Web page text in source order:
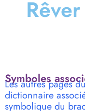
Rêver
Symboles
Les autres pages
dictionnaire
symbolique du